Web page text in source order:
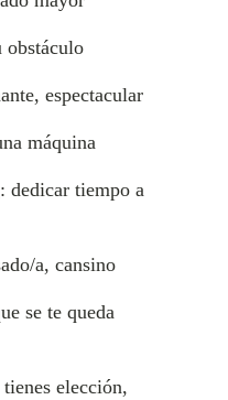
obstáculo
espectacular
máquina
: dedicar tiempo a
a, cansino
se te queda
elección,